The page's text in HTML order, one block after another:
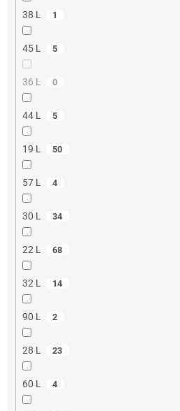
38 L 1
45 L 5
36 L 0
44 L 5
19 L 50
57 L 4
30 L 34
22 L 68
32 L 14
90 L 2
28 L 23
60 L 4